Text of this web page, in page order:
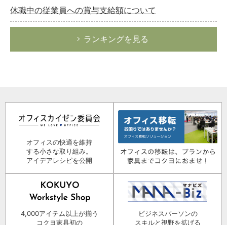
休職中の従業員への賞与支給額について
ランキングを見る
オフィスの快適を維持
する小さな取り組み。
アイデアレシピを公開
4,000アイテム以上が揃う
コクヨ家具初の
ビジネスパーソンの
スキルと視野を拡げる